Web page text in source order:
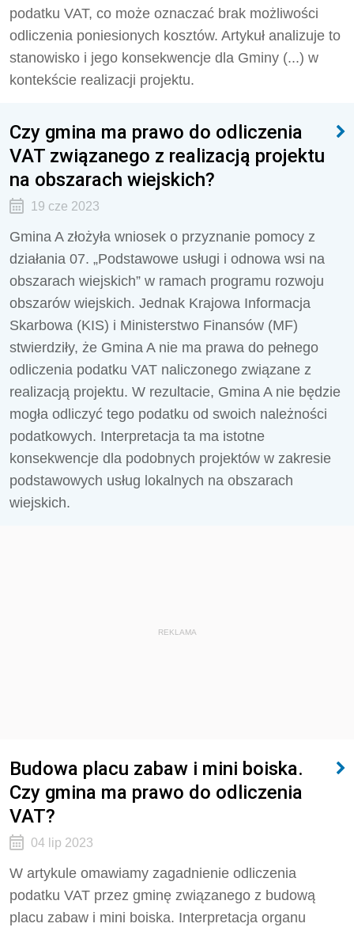
podatku VAT, co może oznaczać brak możliwości
odliczenia poniesionych kosztów. Artykuł analizuje to
stanowisko i jego konsekwencje dla Gminy (...) w
kontekście realizacji projektu.
Czy gmina ma prawo do odliczenia
VAT związanego z realizacją projektu
na obszarach wiejskich?
19 cze 2023
Gmina A złożyła wniosek o przyznanie pomocy z
działania 07. „Podstawowe usługi i odnowa wsi na
obszarach wiejskich” w ramach programu rozwoju
obszarów wiejskich. Jednak Krajowa Informacja
Skarbowa (KIS) i Ministerstwo Finansów (MF)
stwierdziły, że Gmina A nie ma prawa do pełnego
odliczenia podatku VAT naliczonego związane z
realizacją projektu. W rezultacie, Gmina A nie będzie
mogła odliczyć tego podatku od swoich należności
podatkowych. Interpretacja ta ma istotne
konsekwencje dla podobnych projektów w zakresie
podstawowych usług lokalnych na obszarach
wiejskich.
REKLAMA
Budowa placu zabaw i mini boiska.
Czy gmina ma prawo do odliczenia
VAT?
04 lip 2023
W artykule omawiamy zagadnienie odliczenia
podatku VAT przez gminę związanego z budową
placu zabaw i mini boiska. Interpretacja organu